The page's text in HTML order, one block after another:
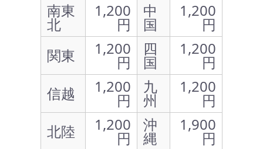
南東
北
1,200
円
中
国
1,200
円
関東
1,200
円
四
国
1,200
円
信越
1,200
円
九
州
1,200
円
北陸
1,200
円
沖
縄
1,900
円